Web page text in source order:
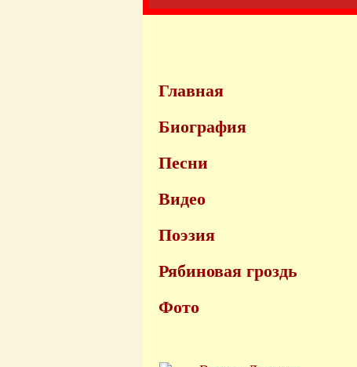
Главная
Биография
Песни
Видео
Поэзия
Рябиновая гроздь
Фото